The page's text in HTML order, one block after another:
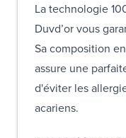
La technologie
Duvd’or vous
Sa composition
assure une
d'éviter les
acariens.